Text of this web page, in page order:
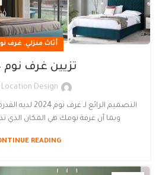
أثاث منزلي, غرف
تزيين غرف نوم 2024
Location Design
التصميم الرائع لـ
وبما أن غرفة نومك هي المكان الذي
READING